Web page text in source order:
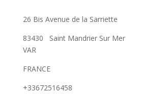
26 Bis Avenue de la Sarriette
83430
Saint Mandrier Sur Mer
VAR
FRANCE
+33672516458